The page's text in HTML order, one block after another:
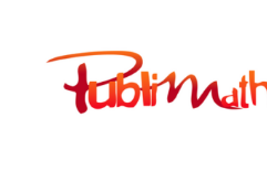
contenuPublimath